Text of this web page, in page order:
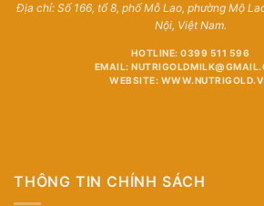
Địa chỉ: Số 166, tổ 8, phố Mỗ Lao, phường Mộ
Nội, Việt Nam.
HOTLINE: 0399 511 596
EMAIL:
WEBSITE:
THÔNG TIN CHÍNH SÁCH